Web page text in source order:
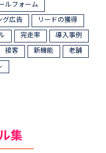
ルフォーム
グ広告
リードの獲得
完走率
導入事例
接客 新機能
老舗
集